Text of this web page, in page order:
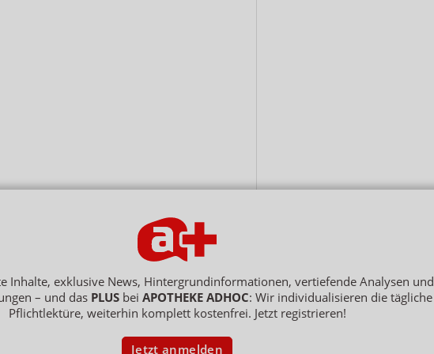
Datenschutz AGB Netiquette Hinweisgebersystem Vertrag widerrufen
, APOTHEKE ADHOC ist ein Dienst der ELPATO Medien GmbH / Franz-Ehrlich-Str. 12 / 12489 Berlin
Inhalte, exklusive News, Hintergrundinformationen, vertiefende Analysen und
– und das PLUS bei APOTHEKE ADHOC: Wir individualisieren die tägliche
Pflichtlektüre, weiterhin komplett kostenfrei. Jetzt registrieren!
Jetzt anmelden